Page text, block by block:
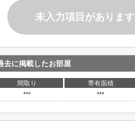
未入力項目があります
去に掲載したお部屋
間取り 専有面積
*** ***